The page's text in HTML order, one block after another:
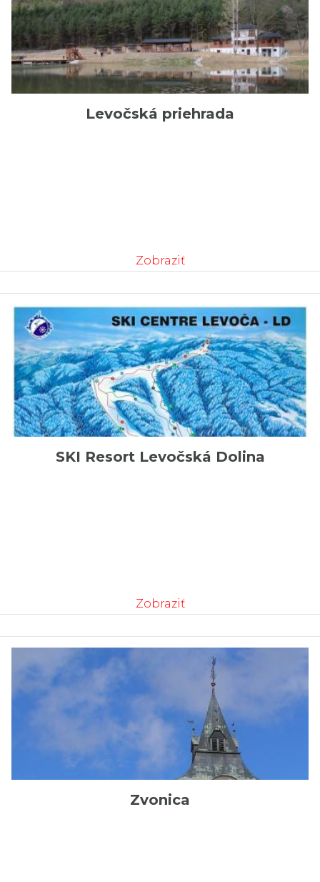
Levočská priehrada
Zobraziť
SKI Resort Levočská Dolina
Zobraziť
Zvonica